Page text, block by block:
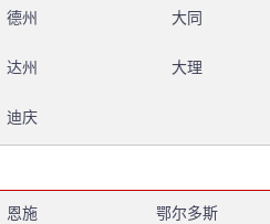
德州 大同
达州 大理
迪庆
恩施 鄂尔多斯